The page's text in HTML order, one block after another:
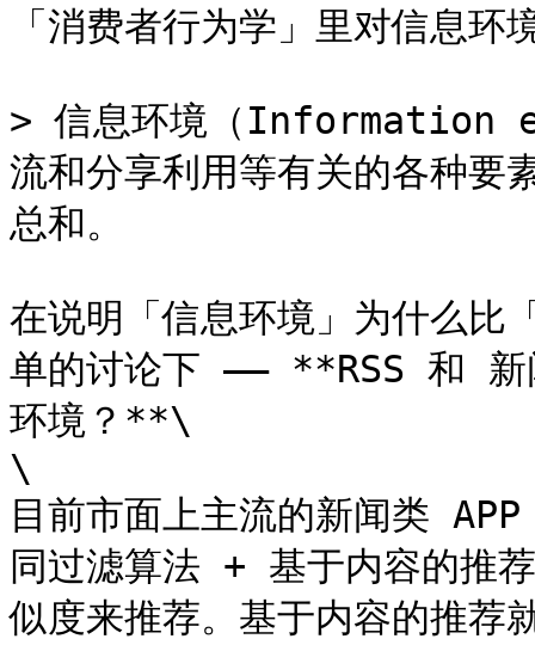
「消费者行为学」里对信息环
> 信息环境（Information
流和分享利用等有关的各种要
总和。
在说明「信息环境」为什么比
单的讨论下 —— **RSS 和 新
环境？**\
\
目前市面上主流的新闻类
同过滤算法 + 基于内容的推
似度来推荐。基于内容的推荐